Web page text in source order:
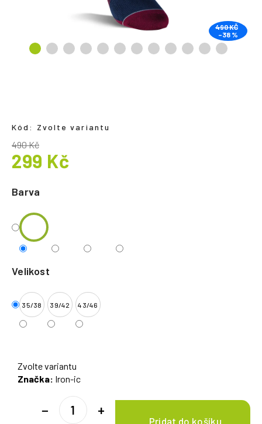
Barva
Velikost
35/38 39/42 43/46
Zvolte variantu
Značka: Iron-ic
+
−
Kód: Zvolte variantu
490 Kč
299 Kč
cena:
490 KČ
–38 %